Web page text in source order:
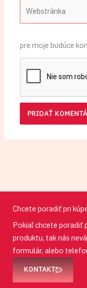
pre moje budúce
Chcete poradiť pri
Pokiaľ chcete poradiť
produktu, tak nás
formulár, alebo
KONTAKT